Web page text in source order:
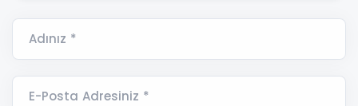
Adınız *
E-Posta Adresiniz *